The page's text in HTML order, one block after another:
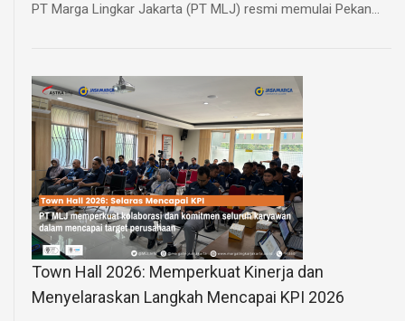
PT Marga Lingkar Jakarta (PT MLJ) resmi memulai Pekan...
Town Hall 2026: Memperkuat Kinerja dan
Menyelaraskan Langkah Mencapai KPI 2026